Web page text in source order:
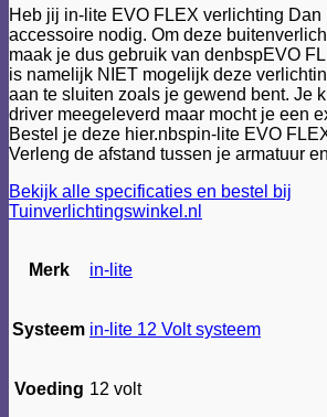
Heb jij in-lite EVO FLEX verlichting Dan
accessoire nodig. Om deze
maak je dus gebruik van denbspEVO
is namelijk NIET mogelijk deze
aan te sluiten zoals je gewend bent. Je
driver meegeleverd maar mocht je een
Bestel je deze hier.nbspin-lite EVO
Verleng de afstand tussen je armatuur
Bekijk alle specificaties en bestel bij
Tuinverlichtingswinkel.nl
Merk in-lite
Systeem in-lite 12 Volt systeem
Voeding 12 volt